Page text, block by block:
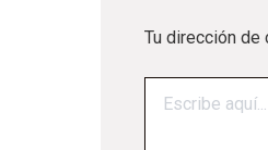
Tu dirección de
aquí...